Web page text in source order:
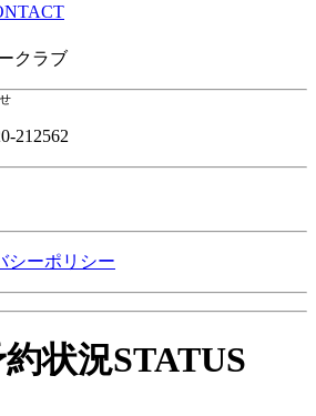
212562
シーポリシー
状況STATUS